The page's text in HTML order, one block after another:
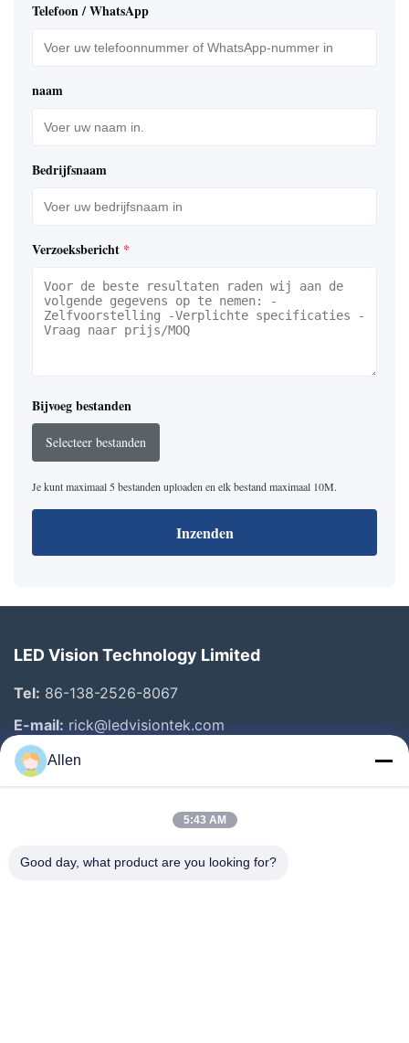
Telefoon / WhatsApp
naam
Bedrijfsnaam
Verzoeksbericht *
Bijvoeg bestanden
Selecteer bestanden
Je kunt maximaal 5 bestanden uploaden en elk bestand maximaal 10M.
Inzenden
LED Vision Technology Limited
Tel: 86-138-2526-8067
E-mail: rick@ledvisiontek.com
Snelle Links
Producten
Allen
5:43 AM
Good day, what product are you looking for?